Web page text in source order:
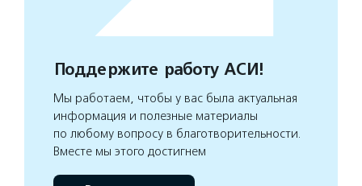
Поддержите работу АСИ!
Мы работаем, чтобы у вас была актуальная
информация и полезные материалы
по любому вопросу в благотворительности.
Вместе мы этого достигнем